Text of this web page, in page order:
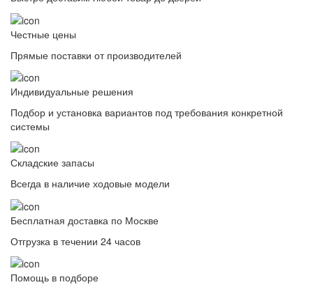
Честные цены
Прямые поставки от производителей
Индивидуальные решения
Подбор и установка вариантов под требования конкретной
системы
Складские запасы
Всегда в наличие ходовые модели
Бесплатная доставка по Москве
Отгрузка в течении 24 часов
Помощь в подборе